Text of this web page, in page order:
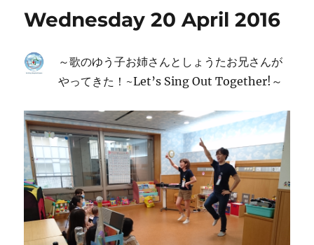
Wednesday 20 April 2016
～歌のゆう子お姉さんとしょうたお兄さんが
やってきた！~Let’s Sing Out Together!～